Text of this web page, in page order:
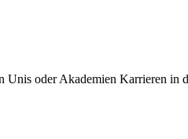
Unis oder Akademien Karrieren in